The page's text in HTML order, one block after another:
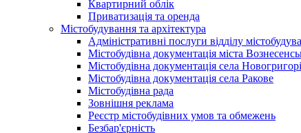
Квартирний облік
Приватизація та оренда
Містобудування та архітектура
Адміністративні послуги відділу
Містобудівна документація міста
Містобудівна документація села
Містобудівна документація села Ракове
Містобудівна рада
Зовнішня реклама
Реєстр містобудівних умов та обмежень
Безбар'єрність